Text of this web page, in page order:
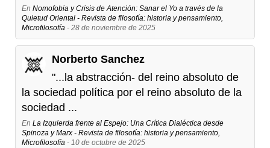
En Nomofobia y Crisis de Atención: Sanar el Yo a través de la
Quietud Oriental - Revista de filosofía: historia y pensamiento,
Microfilosofía - 28 de noviembre de 2025
Norberto Sanchez
"...la abstracción- del reino absoluto de
la sociedad política por el reino absoluto de la
sociedad ...
En La Izquierda frente al Espejo: Una Crítica Dialéctica desde
Spinoza y Marx - Revista de filosofía: historia y pensamiento,
Microfilosofía - 10 de octubre de 2025